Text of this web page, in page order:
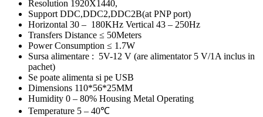
Resolution 1920X1440,
Support DDC,DDC2,DDC2B(at PNP port)
Horizontal 30 – 180KHz Vertical 43 – 250Hz
Transfers Distance ≤ 50Meters
Power Consumption ≤ 1.7W
Sursa alimentare : 5V-12 V (are alimentator 5 V/1A inclus in
pachet)
Se poate alimenta si pe USB
Dimensions 110*56*25MM
Humidity 0 – 80% Housing Metal Operating
Temperature 5 – 40℃